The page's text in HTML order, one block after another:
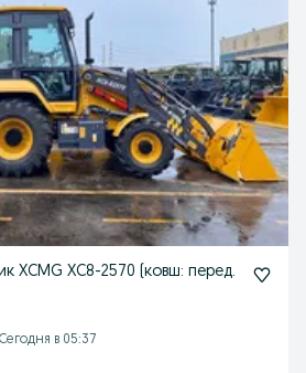
XCMG XC8-2570 (ковш: перед.
Сегодня в 05:37